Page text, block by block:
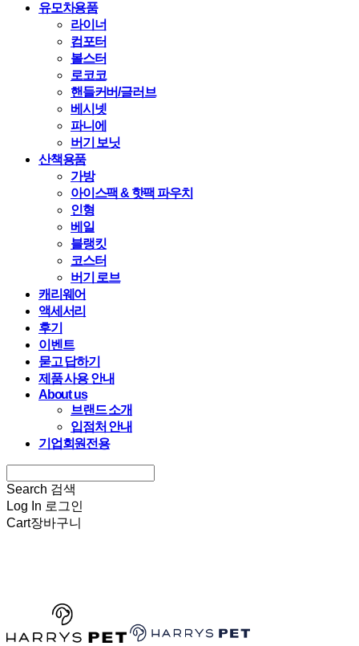
유모차용품
라이너
컴포터
볼스터
로코코
핸들커버/글러브
베시넷
파니에
버기 보닛
산책용품
가방
아이스팩 & 핫팩 파우치
인형
베일
블랭킷
코스터
버기 로브
캐리웨어
액세서리
후기
이벤트
묻고 답하기
제품 사용 안내
About us
브랜드 소개
입점처 안내
기업회원전용
Search 검색
Log In 로그인
Cart장바구니